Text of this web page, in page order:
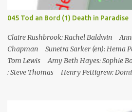
seinem Freund Gus tot vor dem Club
seine Kollegen versuchen, den Fall zu
Sabrina und Torey (die Frau bzw. der
045 Tod an Bord (1) Death in Paradise
Claire Rushbrook: Rachel Baldwin
Chapman Sunetra Sarker (en): Hema
Tom Lewis Amy Beth Hayes: Sophie
: Steve Thomas Henry Pettigrew:
seinem Boot aufgefunden. Der Verdacht